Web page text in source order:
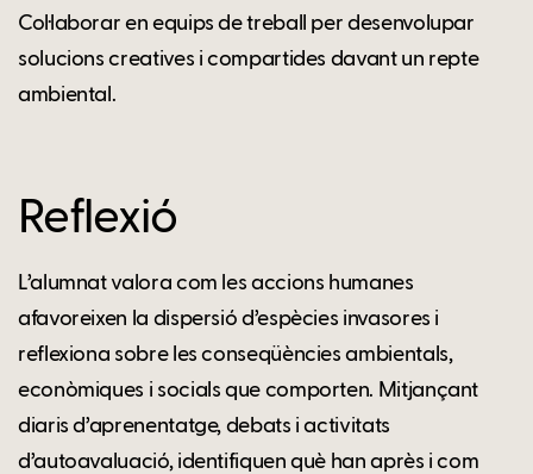
Col·laborar en equips de treball per desenvolupar
solucions creatives i compartides davant un repte
ambiental.
Reflexió
L’alumnat valora com les accions humanes
afavoreixen la dispersió d’espècies invasores i
reflexiona sobre les conseqüències ambientals,
econòmiques i socials que comporten. Mitjançant
diaris d’aprenentatge, debats i activitats
d’autoavaluació, identifiquen què han après i com